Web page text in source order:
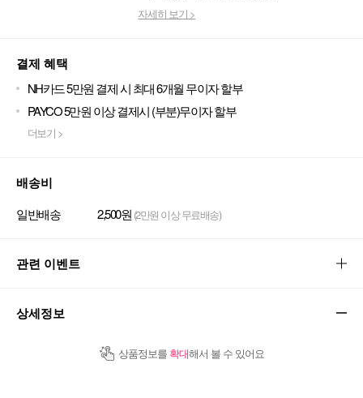
자세히 보기 >
결제 혜택
NH카드 5만원 결제 시 최대 6개월 무이자 할부
PAYCO 5만원 이상 결제시 (부분)무이자 할부
더보기 >
배송비
일반배송 2,500원 (2만원 이상 무료배송)
관련 이벤트
상세정보
상품정보를 확대해서 볼 수 있어요